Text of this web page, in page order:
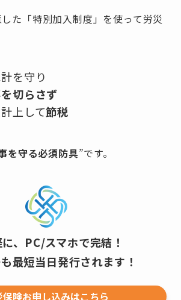
た「特別加入制度」を使って労災
を守り
切らさず
上して節税
を守る必須防具”です。
、PC/スマホで完結！
最短当日発行されます！
保険お申し込みはこちら